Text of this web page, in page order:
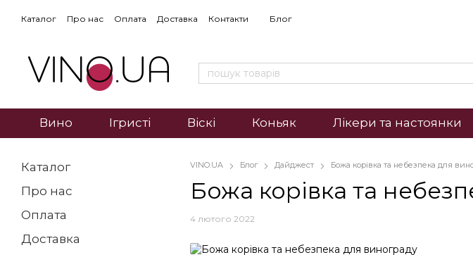
Каталог Про нас Оплата Доставка Контакти Блог
Вино Ігристі Віскі Коньяк Лікери та настоянки
VINO.UA Блог Дайджест Божа корівка та небезпека для
Божа корівка та
4 лютого 2022
Каталог
Про нас
Оплата
Доставка